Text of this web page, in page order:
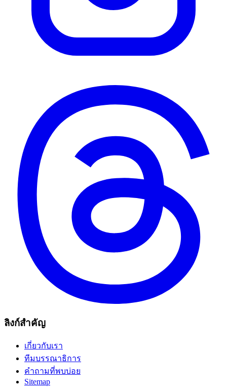
ลิงก์สำคัญ
เกี่ยวกับเรา
ทีมบรรณาธิการ
คำถามที่พบบ่อย
Sitemap